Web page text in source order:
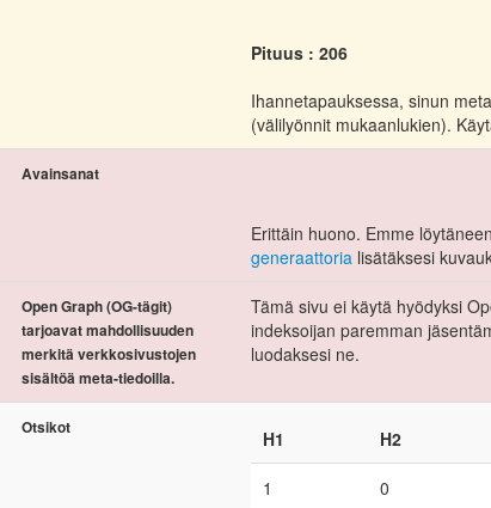
Pituus : 206
Ihannetapauksessa, sinun
(välilyönnit mukaanlukien).
Avainsanat
Erittäin huono. Emme
generaattorialisätäksesi
Open Graph (OG-tägit)
tarjoavat mahdollisuuden
merkitä verkkosivustojen
sisältöä meta-tiedoilla.
Tämä sivu ei käytä hyödyksi
indeksoijan paremman
luodaksesi ne.
Otsikot H1 H2
1 0